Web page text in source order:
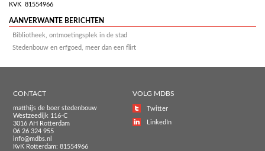
KVK 81554966
AANVERWANTE BERICHTEN
Bibliotheek, ontmoetingsplek in de stad
Stedenbouw en erfgoed, meer dan een flirt
CONTACT
matthijs de boer stedenbouw
Westzeedijk 116-C
3016 AH Rotterdam
06 26 324 955
info@mdbs.nl
KvK Rotterdam: 81554966
VOLG MDBS
Twitter
LinkedIn